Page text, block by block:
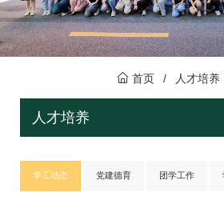
首页 / 人才培养
人才培养
学工动态 党建德育 团学工作